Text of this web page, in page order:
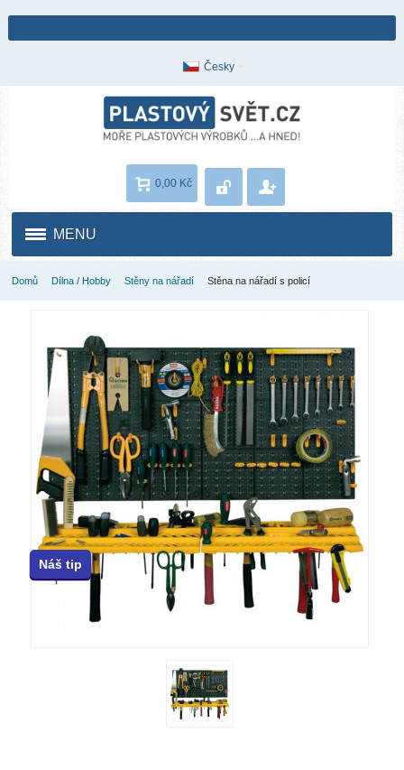
Česky
0,00 Kč
MENU
Domů Dílna / Hobby Stěny na nářadí Stěna na nářadí s policí
Náš tip